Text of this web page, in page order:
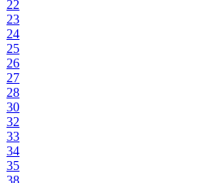
22
23
24
25
26
27
28
30
32
33
34
35
38